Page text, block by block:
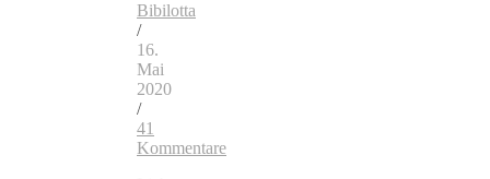
Bibilotta
/
16.
Mai
2020
/
41
Kommentare